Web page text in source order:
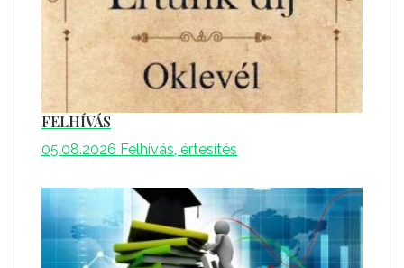
FELHÍVÁS
05.08.2026 Felhívás, értesítés